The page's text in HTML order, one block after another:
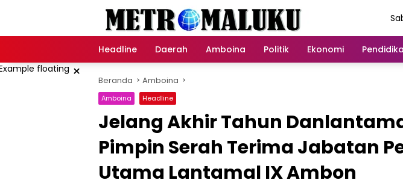
Headline Daerah Amboina Politik Ekonomi
× Beranda Amboina
Amboina Headline
Jelang Akhir Tahun
Pimpin Serah Terima Jabatan
Utama Lantamal IX Ambon